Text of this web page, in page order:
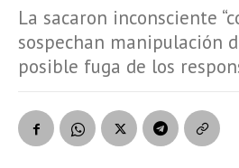
La sacaron inconsciente
sospechan manipulación
posible fuga de los